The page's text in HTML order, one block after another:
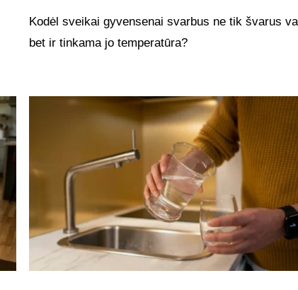
Kodėl sveikai gyvensenai svarbus ne tik švarus
bet ir tinkama jo temperatūra?